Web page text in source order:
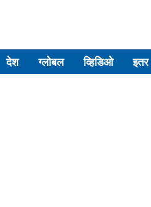
देश ग्लोबल व्हिडिओ इतर